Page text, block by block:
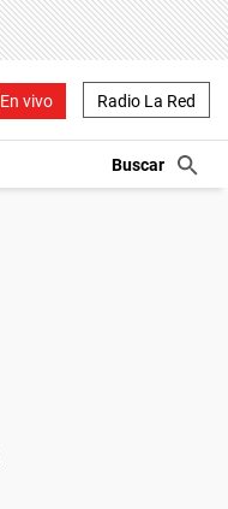
En vivo Radio La Red